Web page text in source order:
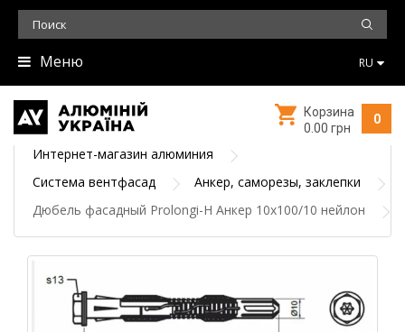
Меню RU
0
Корзина
0.00 грн
Интернет-магазин алюминия
Система вентфасад
Анкер, саморезы, заклепки
Дюбель фасадный Prolongi-H Анкер 10х100/10 нейлон